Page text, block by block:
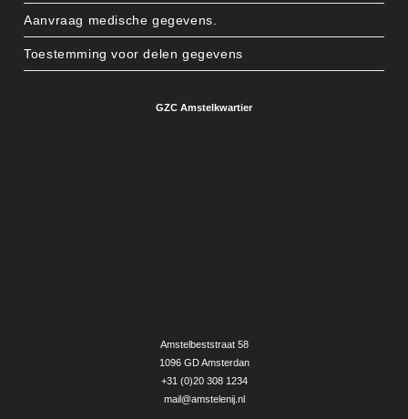
Aanvraag medische gegevens.
Toestemming voor delen gegevens
GZC Amstelkwartier
Amstelbeststraat 58
1096 GD Amsterdan
+31 (0)20 308 1234
mail@amstelenij.nl